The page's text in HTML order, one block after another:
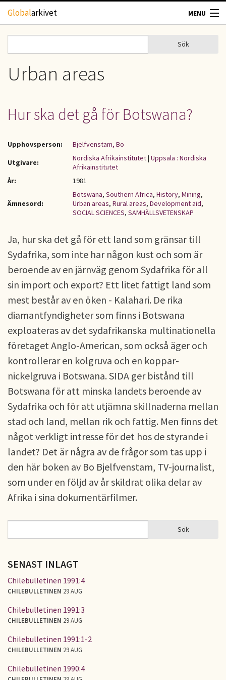
Hoppa till huvudinnehåll
Globalarkivet MENU
TIDSKRIFTER
GEOGRAFI
UPPHOVSRÄTT
OM OSS
Sökformulär
Sök
Urban areas
Hur ska det gå för Botswana?
Upphovsperson:
Bjelfvenstam, Bo
Utgivare:
Nordiska Afrikainstitutet| Uppsala : Nordiska
Afrikainstitutet
År:
1981
Ämnesord:
Botswana, Southern Africa, History, Mining,
Urban areas, Rural areas, Development aid,
SOCIAL SCIENCES, SAMHÄLLSVETENSKAP
Ja, hur ska det gå för ett land som gränsar till
Sydafrika, som inte har någon kust och som är
beroende av en järnväg genom Sydafrika för all
sin import och export? Ett litet fattigt land som
mest består av en öken - Kalahari. De rika
diamantfyndigheter som finns i Botswana
exploateras av det sydafrikanska multinationella
företaget Anglo-American, som också äger och
kontrollerar en kolgruva och en koppar-
nickelgruva i Botswana. SIDA ger bistånd till
Botswana för att minska landets beroende av
Sydafrika och för att utjämna skillnaderna mellan
stad och land, mellan rik och fattig. Men finns det
något verkligt intresse för det hos de styrande i
landet? Det är några av de frågor som tas upp i
den här boken av Bo Bjelfvenstam, TV-journalist,
som under en följd av år skildrat olika delar av
Afrika i sina dokumentärfilmer.
SÖKFORMULÄR Sök
SENAST INLAGT
Chilebulletinen 1991:4
CHILEBULLETINEN 29 AUG
Chilebulletinen 1991:3
CHILEBULLETINEN 29 AUG
Chilebulletinen 1991:1-2
CHILEBULLETINEN 29 AUG
Chilebulletinen 1990:4